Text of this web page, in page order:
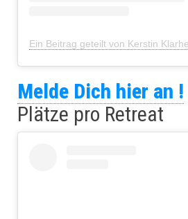
Melde Dich hier an !
Plätze pro Retreat